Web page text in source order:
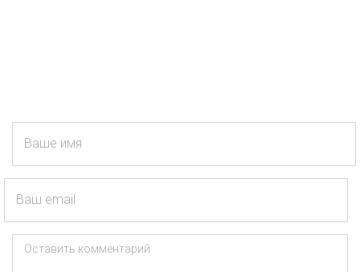
Ваше имя
Ваш email
Оставить комментарий